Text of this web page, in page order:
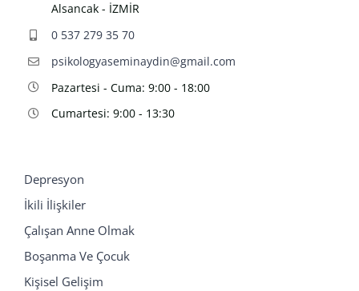
Alsancak - İZMİR
0 537 279 35 70
psikologyaseminaydin@gmail.com
Pazartesi - Cuma: 9:00 - 18:00
Cumartesi: 9:00 - 13:30
Depresyon
İkili İlişkiler
Çalışan Anne Olmak
Boşanma Ve Çocuk
Kişisel Gelişim